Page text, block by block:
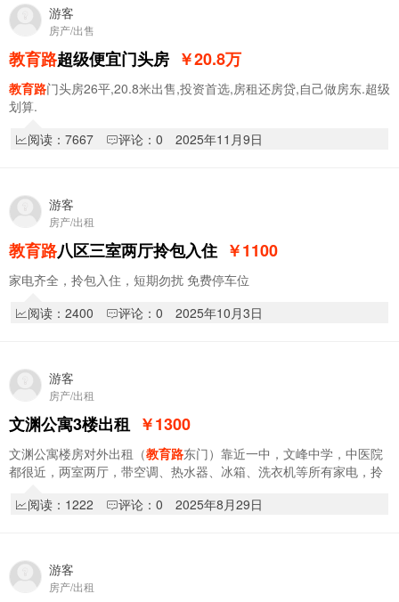
游客
房产/出售
教育路超级便宜门头房 ￥20.8万
教育路门头房26平,20.8米出售,投资首选,房租还房贷,自己做房东.超级
划算.
阅读：7667
评论：0 2025年11月9日
游客
房产/出租
教育路八区三室两厅拎包入住 ￥1100
家电齐全，拎包入住，短期勿扰 免费停车位
阅读：2400
评论：0 2025年10月3日
游客
房产/出租
文渊公寓3楼出租 ￥1300
文渊公寓楼房对外出租（教育路东门）靠近一中，文峰中学，中医院
都很近，两室两厅，带空调、热水器、冰箱、洗衣机等所有家电，拎
阅读：1222
评论：0 2025年8月29日
游客
房产/出租